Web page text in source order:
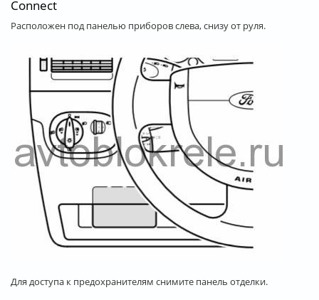
Connect
Расположен под панелью приборов слева, снизу от руля.
Для доступа к предохранителям снимите панель отделки.